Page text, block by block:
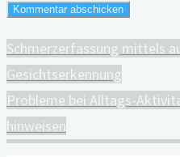
Schmerzerfassung mittels
Gesichtserkennung
Probleme bei Alltags-
hinweisen